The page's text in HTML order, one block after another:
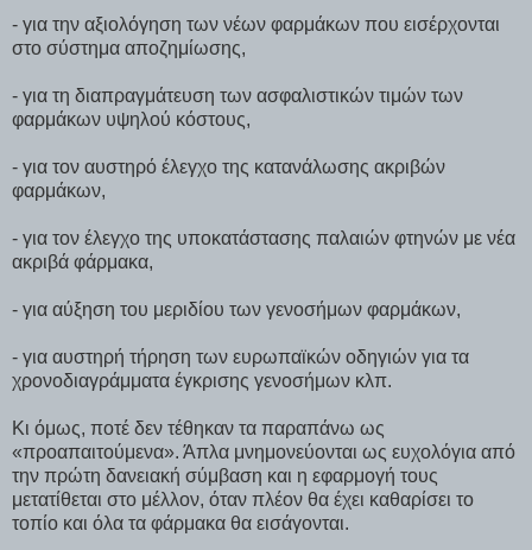
- για την αξιολόγηση των νέων φαρμάκων που εισέρχονται
στο σύστημα αποζημίωσης,
- για τη διαπραγμάτευση των ασφαλιστικών τιμών των
φαρμάκων υψηλού κόστους,
- για τον αυστηρό έλεγχο της κατανάλωσης ακριβών
φαρμάκων,
- για τον έλεγχο της υποκατάστασης παλαιών φτηνών με νέα
ακριβά φάρμακα,
- για αύξηση του μεριδίου των γενοσήμων φαρμάκων,
- για αυστηρή τήρηση των ευρωπαϊκών οδηγιών για τα
χρονοδιαγράμματα έγκρισης γενοσήμων κλπ.
Κι όμως, ποτέ δεν τέθηκαν τα παραπάνω ως
«προαπαιτούμενα». Άπλα μνημονεύονται ως ευχολόγια από
την πρώτη δανειακή σύμβαση και η εφαρμογή τους
μετατίθεται στο μέλλον, όταν πλέον θα έχει καθαρίσει το
τοπίο και όλα τα φάρμακα θα εισάγονται.